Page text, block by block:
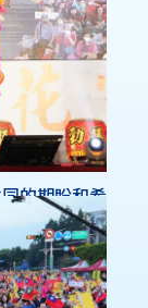
的期盼和希